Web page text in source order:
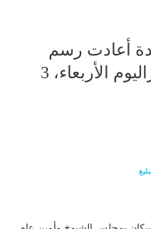
أعادت رسم
خريطة التنمية في مصراليوم الأربعاء، 3